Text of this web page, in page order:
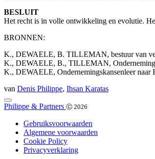
BESLUIT
Het recht is in volle ontwikkeling en evolutie.
BRONNEN:
K., DEWAELE, B. TILLEMAN, bestuur van
K., DEWAELE, B., TILLEMAN,
K., DEWAELE, Ondernemingskansenleer naar
van Denis Philippe, Ihsan Karatas
Philippe & Partners Ⓒ 2026
Gebruiksvoorwaarden
Algemene voorwaarden
Cookie Policy
Privacyverklaring